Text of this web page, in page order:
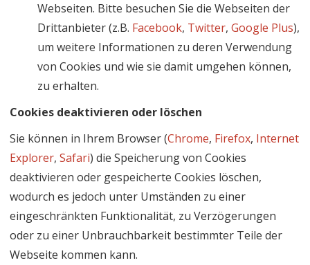
Webseiten. Bitte besuchen Sie die Webseiten der
Drittanbieter (z.B. Facebook, Twitter, Google Plus),
um weitere Informationen zu deren Verwendung
von Cookies und wie sie damit umgehen können,
zu erhalten.
Cookies deaktivieren oder löschen
Sie können in Ihrem Browser (Chrome, Firefox, Internet
Explorer, Safari) die Speicherung von Cookies
deaktivieren oder gespeicherte Cookies löschen,
wodurch es jedoch unter Umständen zu einer
eingeschränkten Funktionalität, zu Verzögerungen
oder zu einer Unbrauchbarkeit bestimmter Teile der
Webseite kommen kann.